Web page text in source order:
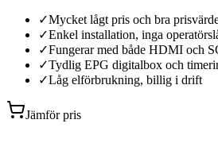
✓Mycket lågt pris och bra
✓Enkel installation, inga
✓Fungerar med både HDMI och
✓Tydlig EPG digitalbox och
✓Låg elförbrukning, billig i drift
Jämför pris